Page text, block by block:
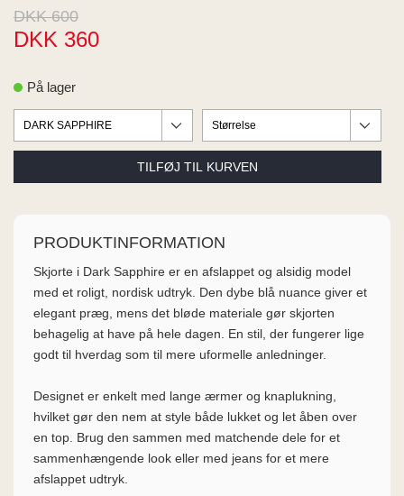
MODA
DKK 600
DKK 360
På lager
PRODUKTINFORMATION
Skjorte i Dark Sapphire er en afslappet og alsidig model
med et roligt, nordisk udtryk. Den dybe blå nuance giver et
elegant præg, mens det bløde materiale gør skjorten
behagelig at have på hele dagen. En stil, der fungerer lige
godt til hverdag som til mere uformelle anledninger.
Designet er enkelt med lange ærmer og knaplukning,
hvilket gør den nem at style både lukket og let åben over
en top. Brug den sammen med matchende dele for et
sammenhængende look eller med jeans for et mere
afslappet udtryk.